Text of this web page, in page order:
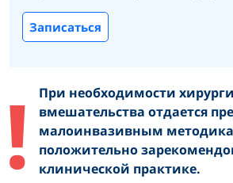
Записаться
При необходимости
вмешательства отдается
малоинвазивным
положительно
клинической практике.